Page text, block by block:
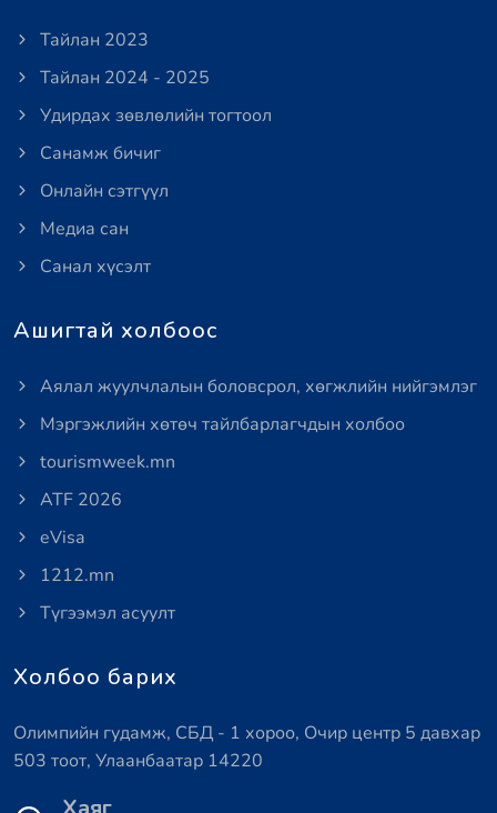
Тайлан 2023
Тайлан 2024 - 2025
Удирдах зөвлөлийн тогтоол
Санамж бичиг
Онлайн сэтгүүл
Медиа сан
Санал хүсэлт
Ашигтай холбоос
Аялал жуулчлалын боловсрол, хөгжлийн нийгэмлэг
Мэргэжлийн хөтөч тайлбарлагчдын холбоо
tourismweek.mn
ATF 2026
eVisa
1212.mn
Түгээмэл асуулт
Холбоо барих
Олимпийн гудамж, СБД - 1 хороо, Очир центр 5 давхар
503 тоот, Улаанбаатар 14220